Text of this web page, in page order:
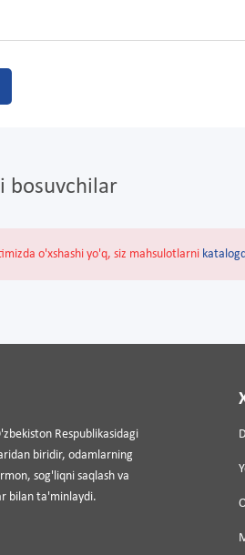
bosuvchilar
o'xshashi yo'q, siz mahsulotlarni
Respublikasidagi
biridir, odamlarning
sog'liqni saqlash va
bilan ta'minlaydi.